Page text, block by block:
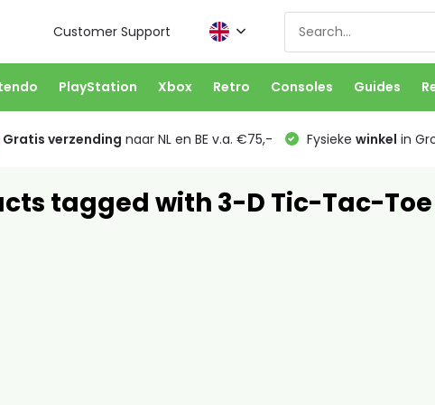
Customer Support
PlayStation Xbox Retro Consoles Guides
Gratis verzending naar NL en BE v.a. €75,- Fysieke winkel in
tagged with 3-D Tic-Tac-Toe